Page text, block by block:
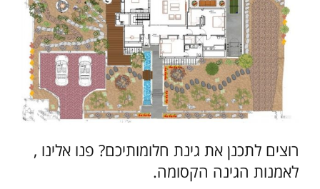
רוצים לתכנן את גינת חלומותיכם? פנו אלינו ,
לאמנות הגינה הקסומה.